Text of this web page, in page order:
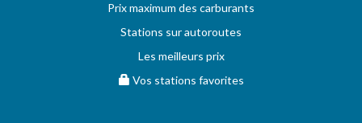
Prix maximum des carburants
Stations sur autoroutes
Les meilleurs prix
Vos stations favorites